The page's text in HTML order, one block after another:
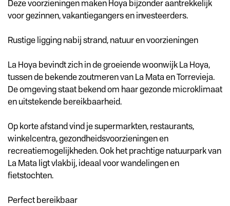
Deze voorzieningen maken Hoya bijzonder aantrekkelijk
voor gezinnen, vakantiegangers en investeerders.
Rustige ligging nabij strand, natuur en voorzieningen
La Hoya bevindt zich in de groeiende woonwijk La Hoya,
tussen de bekende zoutmeren van La Mata en Torrevieja.
De omgeving staat bekend om haar gezonde microklimaat
en uitstekende bereikbaarheid.
Op korte afstand vind je supermarkten, restaurants,
winkelcentra, gezondheidsvoorzieningen en
recreatiemogelijkheden. Ook het prachtige natuurpark van
La Mata ligt vlakbij, ideaal voor wandelingen en
fietstochten.
Perfect bereikbaar